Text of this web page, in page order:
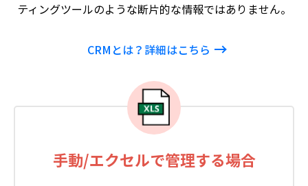
ティングツールのような断片的な情報ではありません。
CRMとは？詳細はこちら
手動/エクセルで管理する場合